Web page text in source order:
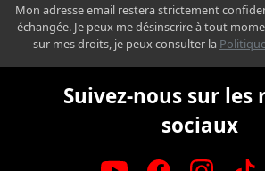
Mon adresse email restera strictement
échangée. Je peux me désinscrire à tout
sur mes droits, je peux consulter la
Suivez-nous sur les
sociaux